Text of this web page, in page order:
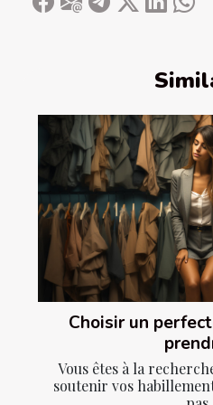
Choisir un
Vous êtes à la
soutenir vos